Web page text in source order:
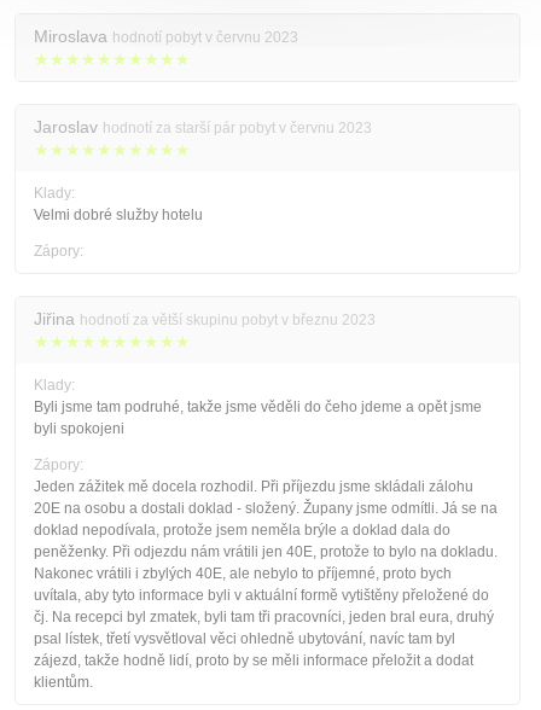
Miroslava hodnotí pobyt v červnu 2023
★★★★★★★★★★
Jaroslav hodnotí za starší pár pobyt v červnu 2023
★★★★★★★★★★
Klady:
Velmi dobré služby hotelu
Zápory:
Jiřina hodnotí za větší skupinu pobyt v březnu 2023
★★★★★★★★★★
Klady:
Byli jsme tam podruhé, takže jsme věděli do čeho jdeme a opět jsme
byli spokojeni
Zápory:
Jeden zážitek mě docela rozhodil. Při příjezdu jsme skládali zálohu
20E na osobu a dostali doklad - složený. Župany jsme odmítli. Já se na
doklad nepodívala, protože jsem neměla brýle a doklad dala do
peněženky. Při odjezdu nám vrátili jen 40E, protože to bylo na dokladu.
Nakonec vrátili i zbylých 40E, ale nebylo to příjemné, proto bych
uvítala, aby tyto informace byli v aktuální formě vytištěny přeložené do
čj. Na recepci byl zmatek, byli tam tři pracovníci, jeden bral eura, druhý
psal lístek, třetí vysvětloval věci ohledně ubytování, navíc tam byl
zájezd, takže hodně lidí, proto by se měli informace přeložit a dodat
klientům.